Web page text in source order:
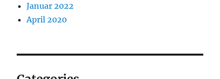
Januar 2022
April 2020